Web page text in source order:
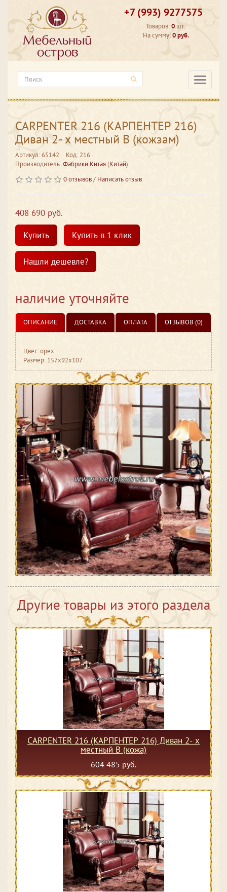
+7 (993) 9277575
Товаров:0 шт.
На сумму:0 руб.
CARPENTER 216 (КАРПЕНТЕР 216)
Диван 2- х местный В (кожзам)
Артикул: 65142
Код: 216
Производитель:Фабрики Китая(Китай)
0 отзывов/ Написать отзыв
408 690 руб.
Купить
Купить в 1 клик
Нашли дешевле?
наличие уточняйте
ОПИСАНИЕ ДОСТАВКА ОПЛАТА ОТЗЫВОВ (0)
Цвет: орех
Размер: 157x92x107
Другие товары из этого раздела
CARPENTER 216 (КАРПЕНТЕР 216) Диван 2- х
местный В (кожа)
604 485 руб.